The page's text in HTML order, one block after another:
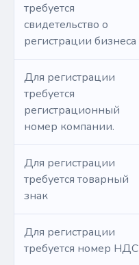
требуется
свидетельство о
регистрации бизнеса
Для регистрации
требуется
регистрационный
номер компании.
Для регистрации
требуется товарный
знак
Для регистрации
требуется номер НДС